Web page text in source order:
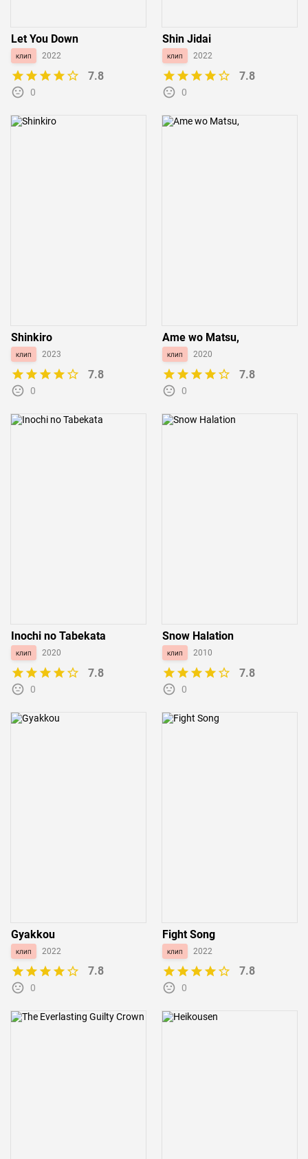
Let You Down
клип 2022
7.8
0
Shin Jidai
клип 2022
7.8
0
Shinkiro
клип 2023
7.8
0
Ame wo Matsu,
клип 2020
7.8
0
Inochi no Tabekata
клип 2020
7.8
0
Snow Halation
клип 2010
7.8
0
Gyakkou
клип 2022
7.8
0
Fight Song
клип 2022
7.8
0